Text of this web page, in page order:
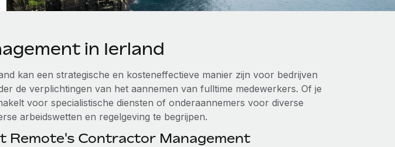
in Ierland
kan een strategische en kosteneffectieve manier zijn voor bedrijven
de verplichtingen van het aannemen van fulltime medewerkers. Of je
voor specialistische diensten of onderaannemers voor diverse
arbeidswetten en regelgeving te begrijpen.
Remote's Contractor Management